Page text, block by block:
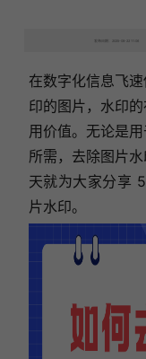
发布日期：2025-08-22 11:06
在数字化信息飞
印的图片，水印
用价值。无论是
所需，去除图片
天就为大家分享
片水印。